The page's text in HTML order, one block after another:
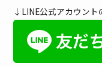
↓LINE公式アカウント